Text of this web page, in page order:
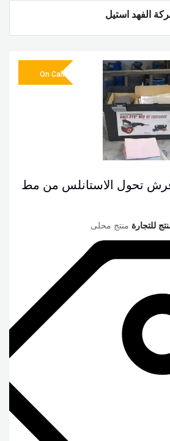
الفهد استيل
فرش تحول الاستانلس من مط
للتجارة منتج محلى
On Call